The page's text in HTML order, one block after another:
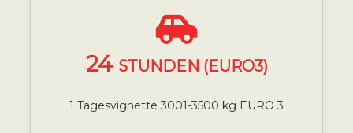
24 STUNDEN (EURO3)
1 Tagesvignette 3001-3500 kg EURO 3